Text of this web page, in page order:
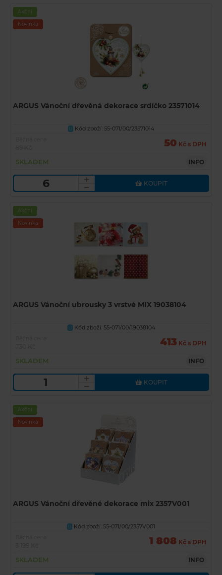
Akční
Novinka
ARGUS Vánoční dřevěná dekorace srdíčko 23571014
U
Kód zboží: 55-071/00/23571014
50 Kč s DPH
SKLADEM INFO
KOUPIT
Akční
Novinka
ARGUS Vánoční ubrousky 3 vrstvé MIX 19038104
U Kód zboží: 55-071/00/19038104
413 Kč s DPH
SKLADEM INFO
KOUPIT
Akční
Novinka
ARGUS Vánoční dřevěné dekorace mix 2357V001
U
Kód zboží: 55-071/00/2357V001
1 808 Kč s DPH
SKLADEM INFO